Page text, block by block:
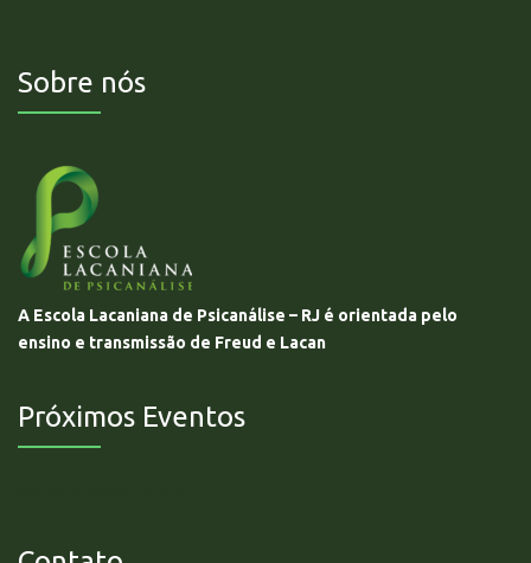
Sobre nós
A Escola Lacaniana de Psicanálise – RJ é orientada pelo
ensino e transmissão de Freud e Lacan
Próximos Eventos